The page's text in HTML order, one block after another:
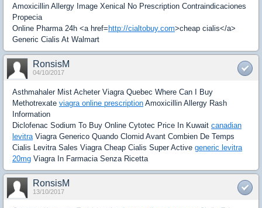
Amoxicillin Allergy Image Xenical No Prescription Contraindicaciones
Propecia
Online Pharma 24h <a href=http://cialtobuy.com>cheap cialis</a>
Generic Cialis At Walmart
RonsisM
04/10/2017
Asthmahaler Mist Acheter Viagra Quebec Where Can I Buy
Methotrexate viagra online prescription Amoxicillin Allergy Rash
Information
Diclofenac Sodium To Buy Online Cytotec Price In Kuwait canadian
levitra Viagra Generico Quando Clomid Avant Combien De Temps
Cialis Levitra Sales Viagra Cheap Cialis Super Active generic levitra
20mg Viagra In Farmacia Senza Ricetta
RonsisM
13/10/2017